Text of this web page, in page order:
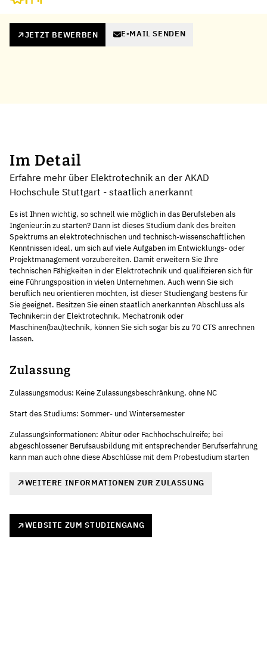
JETZT BEWERBEN E-MAIL SENDEN
Im Detail
Erfahre mehr über Elektrotechnik an der AKAD
Hochschule Stuttgart - staatlich anerkannt
Es ist Ihnen wichtig, so schnell wie möglich in das Berufsleben als
Ingenieur:in zu starten? Dann ist dieses Studium dank des breiten
Spektrums an elektrotechnischen und technisch-wissenschaftlichen
Kenntnissen ideal, um sich auf viele Aufgaben im Entwicklungs- oder
Projektmanagement vorzubereiten. Damit erweitern Sie Ihre
technischen Fähigkeiten in der Elektrotechnik und qualifizieren sich für
eine Führungsposition in vielen Unternehmen. Auch wenn Sie sich
beruflich neu orientieren möchten, ist dieser Studiengang bestens für
Sie geeignet. Besitzen Sie einen staatlich anerkannten Abschluss als
Techniker:in der Elektrotechnik, Mechatronik oder
Maschinen(bau)technik, können Sie sich sogar bis zu 70 CTS anrechnen
lassen.
Zulassung
Zulassungsmodus: Keine Zulassungsbeschränkung, ohne NC
Start des Studiums: Sommer- und Wintersemester
Zulassungsinformationen: Abitur oder Fachhochschulreife; bei
abgeschlossener Berufsausbildung mit entsprechender Berufserfahrung
kann man auch ohne diese Abschlüsse mit dem Probestudium starten
WEITERE INFORMATIONEN ZUR ZULASSUNG
WEBSITE ZUM STUDIENGANG